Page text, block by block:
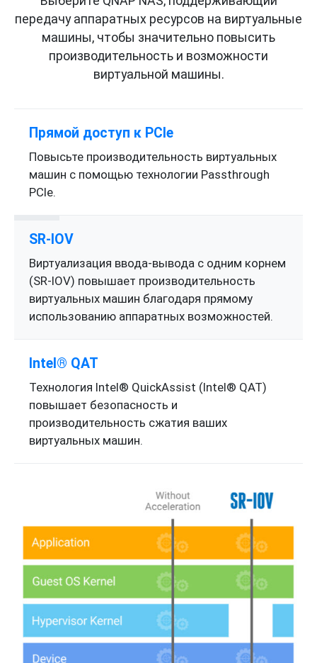
передачу аппаратных ресурсов на виртуальные
машины, чтобы значительно повысить
производительность и возможности
виртуальной машины.
Прямой доступ к PCIe
Повысьте производительность виртуальных
машин с помощью технологии Passthrough
PCIe.
SR-IOV
Виртуализация ввода-вывода с одним корнем
(SR-IOV) повышает производительность
виртуальных машин благодаря прямому
использованию аппаратных возможностей.
Intel® QAT
Технология Intel® QuickAssist (Intel® QAT)
повышает безопасность и
производительность сжатия ваших
виртуальных машин.